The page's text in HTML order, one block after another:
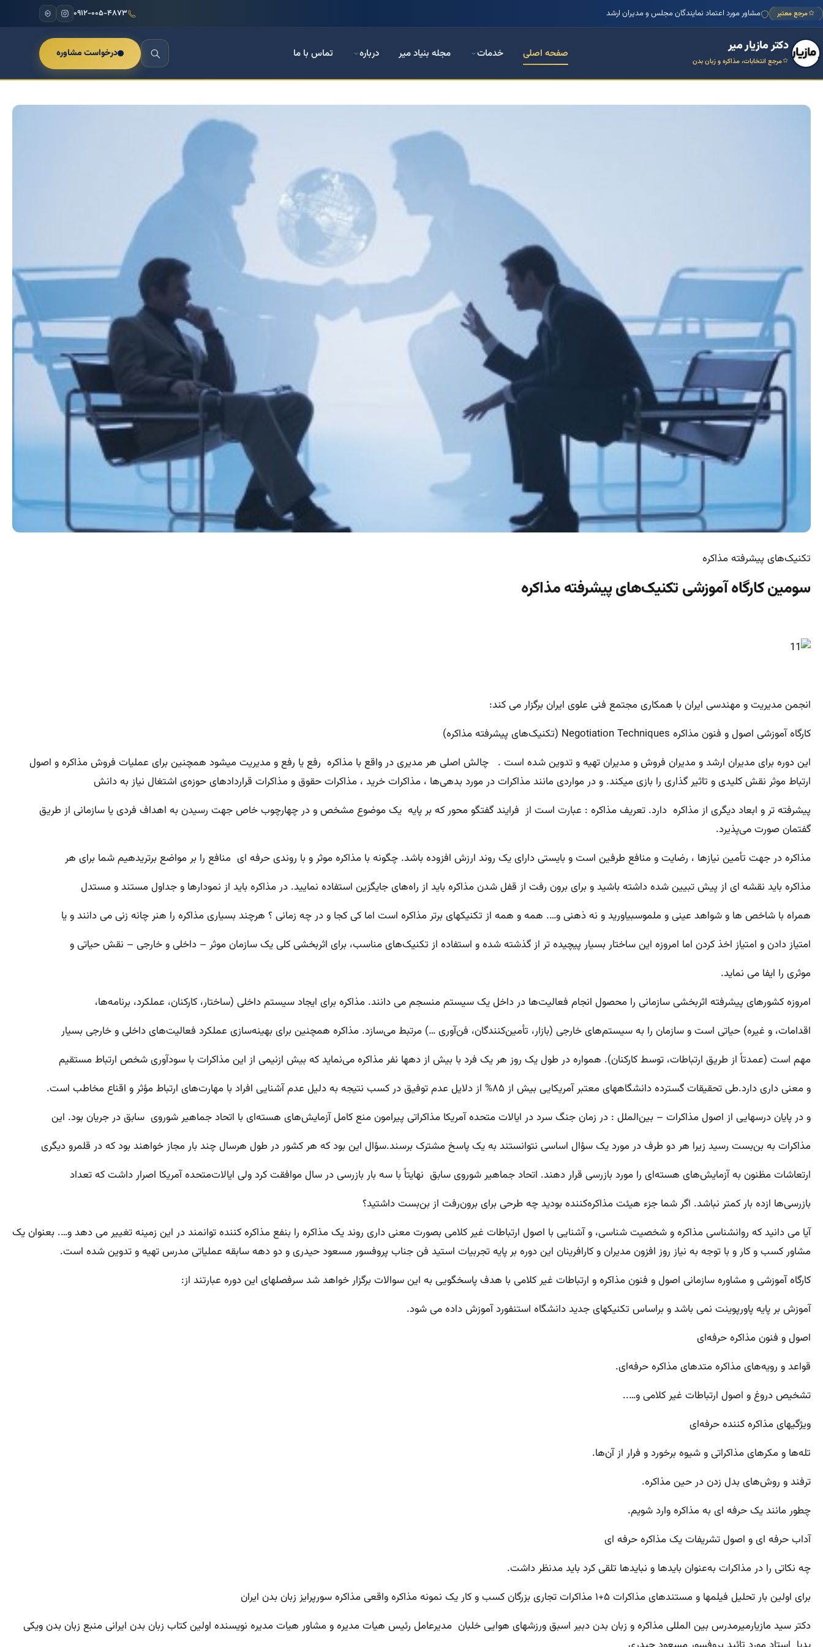
مرجع معتبر منتور بیش از ۱۰۰۰ کسب‌وکار ایرانی ۰۹۱۲-۰۰۵-۴۸۷۳
دکتر مازیار میر
مرجع انتخابات، مذاکره و زبان بدن
صفحه اصلی خدمات مجله بنیاد میر درباره تماس با ما درخواست مشاوره
تکنیک‌های پیشرفته مذاکره
سومین کارگاه آموزشی تکنیک‌های پیشرفته مذاکره
انجمن مدیریت و مهندسی ایران با همکاری مجتمع فنی علوی ایران برگزار می کند:
کارگاه آموزشی اصول و فنون مذاکره Negotiation Techniques (تکنیک‌های پیشرفته مذاکره)
این دوره برای مدیران ارشد و مدیران فروش و مدیران تهیه و تدوین شده است . چالش اصلی هر مدیری در واقع با مذاکره رفع یا رفع و مدیریت میشود همچنین برای عملیات فروش مذاکره و اصول
ارتباط موثر نقش کلیدی و تاثیر گذاری را بازی میکند. و در مواردی مانند مذاکرات در مورد بدهی‌ها ، مذاکرات خرید ، مذاکرات حقوق و مذاکرات قراردادهای حوزه‌ی اشتغال نیاز به دانش
پیشرفته تر و ابعاد دیگری از مذاکره دارد. تعریف مذاکره : عبارت است از فرایند گفتگو محور که بر پایه یک موضوع مشخص و در چهارچوب خاص جهت رسیدن به اهداف فردی یا سازمانی از طریق
گفتمان صورت می‌پذیرد.
مذاکره در جهت تأمین نیازها ، رضایت و منافع طرفین است و بایستی دارای یک روند ارزش افزوده باشد. چگونه با مذاکره موثر و با روندی حرفه ای منافع را بر مواضع برتریدهیم شما برای هر
مذاکره باید نقشه ای از پیش تبیین شده داشته باشید و برای برون رفت از قفل شدن مذاکره باید از راه‌های جایگزین استفاده نمایید. در مذاکره باید از نمودارها و جداول مستند و مستدل
همراه با شاخص ها و شواهد عینی و ملموسبیاورید و نه ذهنی و…. همه و همه از تکنیکهای برتر مذاکره است اما کی کجا و در چه زمانی ؟ هرچند بسیاری مذاکره را هنر چانه زنی می دانند و یا
امتیاز دادن و امتیاز اخذ کردن اما امروزه این ساختار بسیار پیچیده تر از گذشته شده و استفاده از تکنیک‌های مناسب، برای اثربخشی کلی یک سازمان موثر – داخلی و خارجی – نقش حیاتی و
موثری را ایفا می نماید.
امروزه کشورهای پیشرفته اثربخشی سازمانی را محصول انجام فعالیت‌ها در داخل یک سیستم منسجم می دانند. مذاکره برای ایجاد سیستم داخلی (ساختار، کارکنان، عملکرد، برنامه‌ها،
اقدامات، و غیره) حیاتی است و سازمان را به سیستم‌های خارجی (بازار، تأمین‌کنندگان، فن‌آوری …) مرتبط می‌سازد. مذاکره همچنین برای بهینه‌سازی عملکرد فعالیت‌های داخلی و خارجی بسیار
مهم است (عمدتاً از طریق ارتباطات، توسط کارکنان). همواره در طول یک روز هر یک فرد با بیش از دهها نفر مذاکره می‌نماید که بیش ازنیمی از این مذاکرات با سودآوری شخص ارتباط مستقیم
و معنی داری دارد.طی تحقیقات گسترده دانشگاههای معتبر آمریکایی بیش از ۸۵% از دلایل عدم توفیق در کسب نتیجه به دلیل عدم آشنایی افراد با مهارت‌های ارتباط مؤثر و اقناع مخاطب است.
و در پایان درسهایی از اصول مذاکرات – بین‌الملل : در زمان جنگ سرد در ایالات متحده آمریکا مذاکراتی پیرامون منع کامل آزمایش‌های هسته‌ای با اتحاد جماهیر شوروی سابق در جریان بود. این
مذاکرات به بن‌بست رسید زیرا هر دو طرف در مورد یک سؤال اساسی نتوانستند به یک پاسخ مشترک برسند.سؤال این بود که هر کشور در طول هرسال چند بار مجاز خواهند بود که در قلمرو دیگری
ارتعاشات مظنون به آزمایش‌های هسته‌ای را مورد بازرسی قرار دهند. اتحاد جماهیر شوروی سابق نهایتاً با سه بار بازرسی در سال موافقت کرد ولی ایالات‌متحده آمریکا اصرار داشت که تعداد
بازرسی‌ها ازده بار کمتر نباشد. اگر شما جزء هیئت مذاکره‌کننده بودید چه طرحی برای برون‌رفت از بن‌بست داشتید؟
آیا می دانید که روانشناسی مذاکره و شخصیت شناسی، و آشنایی با اصول ارتباطات غیر کلامی بصورت معنی داری روند یک مذاکره را بنفع مذاکره کننده توانمند در این زمینه تغییر می دهد و…. بعنوان یک
مشاور کسب و کار و با توجه به نیاز روز افزون مدیران و کارافرینان این دوره بر پایه تجربیات استید فن جناب پروفسور مسعود حیدری و دو دهه سابقه عملیاتی مدرس تهیه و تدوین شده است.
کارگاه آموزشی و مشاوره سازمانی اصول و فنون مذاکره و ارتباطات غیر کلامی با هدف پاسخگویی به این سوالات برگزار خواهد شد سرفصلهای این دوره عبارتند از:
آموزش بر پایه پاورپوینت نمی باشد و براساس تکنیکهای جدید دانشگاه استنفورد آموزش داده می شود.
اصول و فنون مذاکره حرفه‌ای
قواعد و رویه‌های مذاکره متدهای مذاکره حرفه‌ای.
تشخیص دروغ و اصول ارتباطات غیر کلامی و…..
ویژگیهای مذاکره‌ کننده حرفه‌ای
تله‌ها و مکرهای مذاکراتی و شیوه برخورد و فرار از آن‌ها.
ترفند و روش‌های بدل زدن در حین مذاکره.
چطور مانند یک حرفه ای به مذاکره وارد شویم.
آداب حرفه ای و اصول تشریفات یک مذاکره حرفه ای
چه نکاتی را در مذاکرات به‌عنوان بایدها و نبایدها تلقی کرد باید مدنظر داشت.
برای اولین بار تحلیل فیلمها و مستندهای مذاکرات ۵+۱ مذاکرات تجاری بزرگان کسب و کار یک نمونه مذاکره واقعی مذاکره سورپرایز زبان بدن ایران
دکتر سید مازیارمیرمدرس بین المللی مذاکره و زبان بدن دبیر اسبق ورزشهای هوایی خلبان مدیرعامل رئیس هیات مدیره و مشاور هیات مدیره نویسنده اولین کتاب زبان بدن ایرانی منبع زبان بدن ویکی